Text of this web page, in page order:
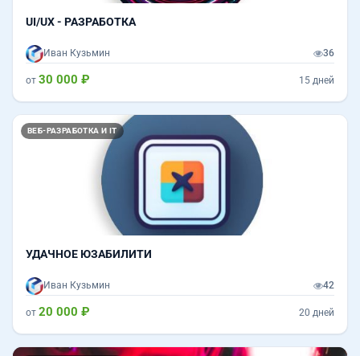
UI/UX - РАЗРАБОТКА
Иван Кузьмин 36
от 30 000 ₽ 15 дней
ВЕБ-РАЗРАБОТКА И IT
УДАЧНОЕ ЮЗАБИЛИТИ
Иван Кузьмин 42
от 20 000 ₽ 20 дней